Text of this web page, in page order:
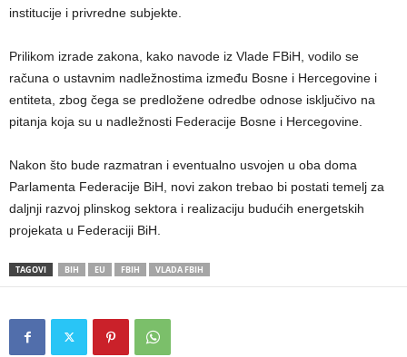
institucije i privredne subjekte.
Prilikom izrade zakona, kako navode iz Vlade FBiH, vodilo se
računa o ustavnim nadležnostima između Bosne i Hercegovine i
entiteta, zbog čega se predložene odredbe odnose isključivo na
pitanja koja su u nadležnosti Federacije Bosne i Hercegovine.
Nakon što bude razmatran i eventualno usvojen u oba doma
Parlamenta Federacije BiH, novi zakon trebao bi postati temelj za
daljnji razvoj plinskog sektora i realizaciju budućih energetskih
projekata u Federaciji BiH.
TAGOVI BIH EU FBIH VLADA FBIH